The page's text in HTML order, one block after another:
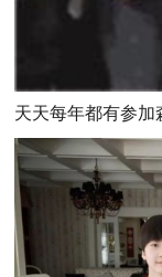
天天每年都有参加